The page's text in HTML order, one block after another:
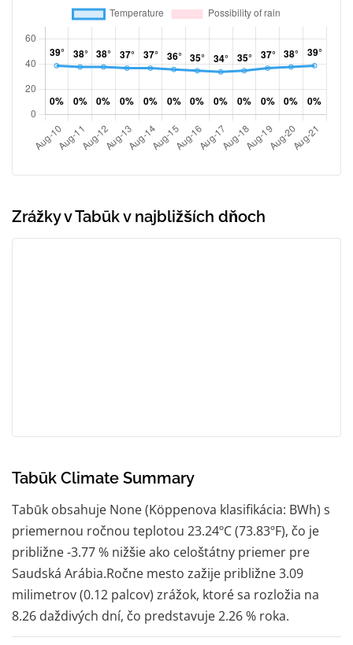
Zrážky v Tabūk v najbližších dňoch
Tabūk Climate Summary
Tabūk obsahuje None (Köppenova klasifikácia: BWh) s
priemernou ročnou teplotou 23.24ºC (73.83ºF), čo je
približne -3.77 % nižšie ako celoštátny priemer pre
Saudská Arábia.Ročne mesto zažije približne 3.09
milimetrov (0.12 palcov) zrážok, ktoré sa rozložia na
8.26 daždivých dní, čo predstavuje 2.26 % roka.